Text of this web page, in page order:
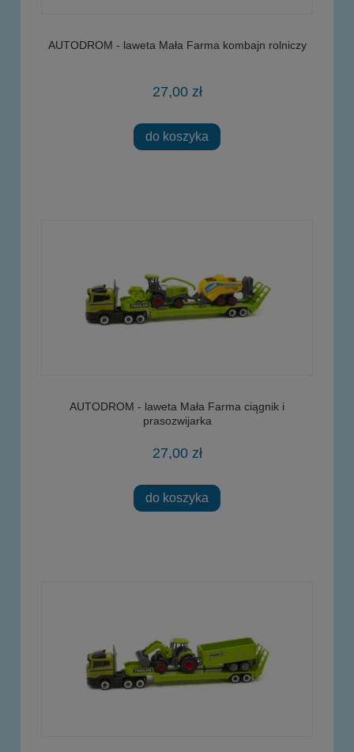
AUTODROM - laweta Mała Farma kombajn rolniczy
27,00 zł
do koszyka
AUTODROM - laweta Mała Farma ciągnik i
prasozwijarka
27,00 zł
do koszyka